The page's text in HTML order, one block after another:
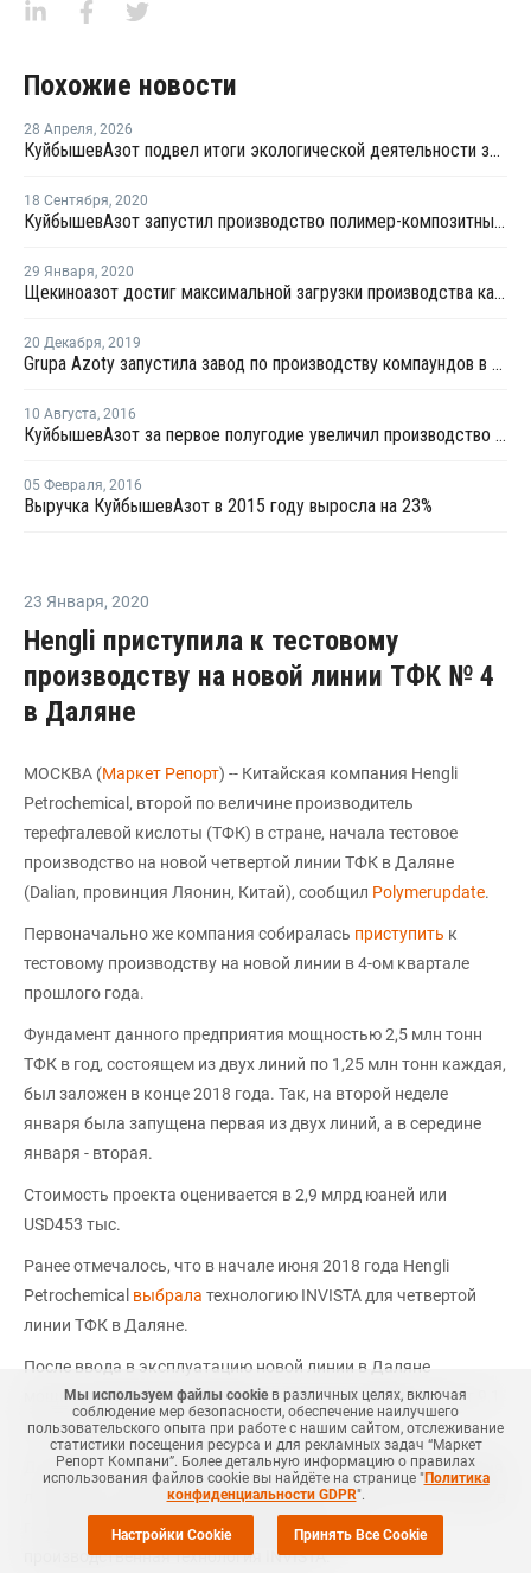
Похожие новости
28 Апреля, 2026
КуйбышевАзот подвел итоги экологической деятельности за 2025 год
18 Сентября, 2020
КуйбышевАзот запустил производство полимер-композитных материалов в Германии
29 Января, 2020
Щекиноазот достиг максимальной загрузки производства капролактама
20 Декабря, 2019
Grupa Azoty запустила завод по производству компаундов в Тарнове
10 Августа, 2016
КуйбышевАзот за первое полугодие увеличил производство полиамида на 7%
05 Февраля, 2016
Выручка КуйбышевАзот в 2015 году выросла на 23%
23 Января, 2020
Hengli приступила к тестовому
производству на новой линии ТФК № 4
в Даляне
МОСКВА (Маркет Репорт) -- Китайская компания Hengli
Petrochemical, второй по величине производитель
терефталевой кислоты (ТФК) в стране, начала тестовое
производство на новой четвертой линии ТФК в Даляне
(Dalian, провинция Ляонин, Китай), сообщил Polymerupdate.
Первоначально же компания собиралась приступить к
тестовому производству на новой линии в 4-ом квартале
прошлого года.
Фундамент данного предприятия мощностью 2,5 млн тонн
ТФК в год, состоящем из двух линий по 1,25 млн тонн каждая,
был заложен в конце 2018 года. Так, на второй неделе
января была запущена первая из двух линий, а в середине
января - вторая.
Стоимость проекта оценивается в 2,9 млрд юаней или
USD453 тыс.
Ранее отмечалось, что в начале июня 2018 года Hengli
Petrochemical выбрала технологию INVISTA для четвертой
линии ТФК в Даляне.
После ввода в эксплуатацию новой линии в Даляне
мощности Hengli Petrochemical по выпуску ТФК достигнут 9,1
млн тонн в год.
До запуска четвертой линии ТФК компания управляла тремя
линиями на данной площадке мощностью 2,2 млн тонн ТФК в
год каждая, на которых также используется
производственная технология INVISTA.
Мы используем файлы cookieв различных целях, включая
соблюдение мер безопасности, обеспечение наилучшего
пользовательского опыта при работе с нашим сайтом, отслеживание
статистики посещения ресурса и для рекламных задач “Маркет
Репорт Компани”. Более детальную информацию о правилах
использования файлов cookie вы найдёте на странице "Политика
конфиденциальности GDPR".
Настройки Cookie Принять Все Cookie